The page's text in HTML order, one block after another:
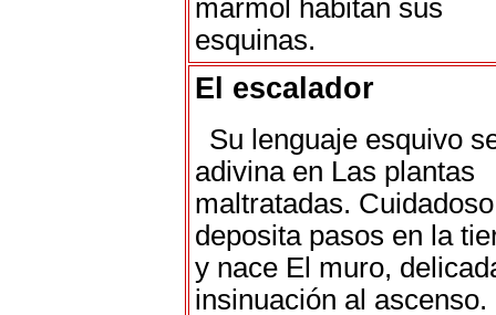
mármol habitan sus
esquinas.
El escalador
Su lenguaje esquivo
adivina en Las plantas
maltratadas.
deposita pasos en la
y nace El muro,
insinuación al ascenso.